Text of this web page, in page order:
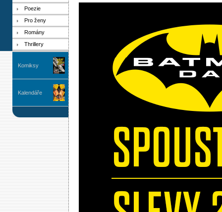
Poezie
Pro ženy
Romány
Thrillery
Komiksy
Kalendáře